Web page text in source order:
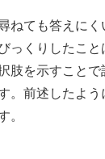
ねても答えに
っくりしたこ
肢を示すこと
。前述したよ
。